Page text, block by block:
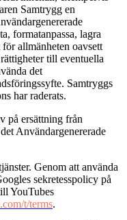
Samtrygg en
formatanpassa, lagra
allmänheten oavsett
till eventuella
det
Samtryggs
har raderats.
på ersättning från
Användargenererade
Genom att använda
sekretesspolicy på
YouTubes
t/terms.